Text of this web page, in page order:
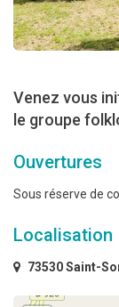
Venez vous
le groupe
Ouvertures
Sous réserve de
Localisation
73530 Saint-